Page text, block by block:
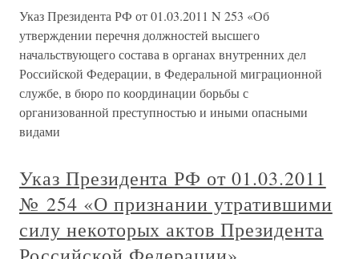
Указ Президента РФ от 01.03.2011 N 253 «Об
утверждении перечня должностей высшего
начальствующего состава в органах внутренних дел
Российской Федерации, в Федеральной миграционной
службе, в бюро по координации борьбы с
организованной преступностью и иными опасными
видами
Указ Президента РФ от 01.03.2011
№ 254 «О признании утратившими
силу некоторых актов Президента